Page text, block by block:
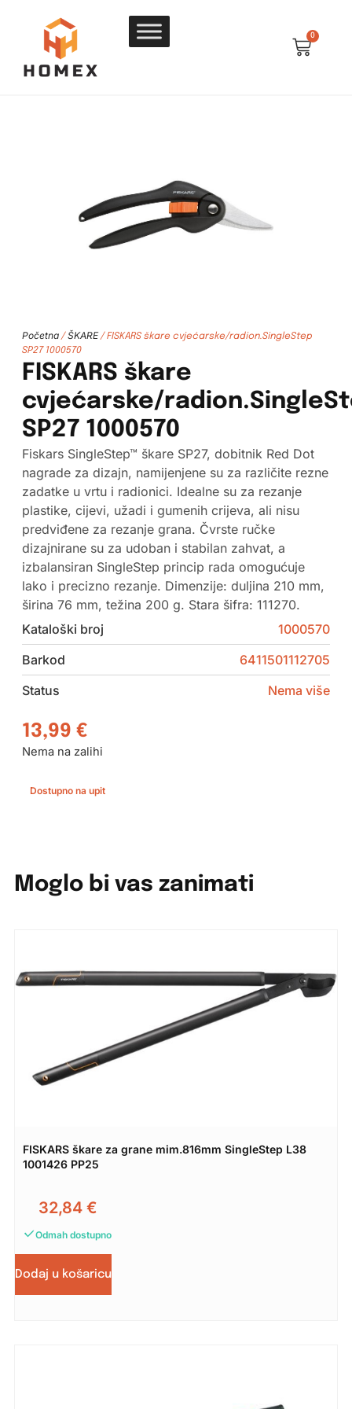
0
Početna/ ŠKARE/ FISKARS škare cvjećarske/radion.SingleStep
SP27 1000570
FISKARS škare
cvjećarske/
SP27 1000570
Fiskars SingleStep™ škare SP27, dobitnik Red Dot
nagrade za dizajn, namijenjene su za različite rezne
zadatke u vrtu i radionici. Idealne su za rezanje
plastike, cijevi, užadi i gumenih crijeva, ali nisu
predviđene za rezanje grana. Čvrste ručke
dizajnirane su za udoban i stabilan zahvat, a
izbalansiran SingleStep princip rada omogućuje
lako i precizno rezanje. Dimenzije: duljina 210 mm,
širina 76 mm, težina 200 g. Stara šifra: 111270.
Kataloški broj
1000570
Barkod
6411501112705
Status
Nema više
13,99 €
Nema na zalihi
Dostupno na upit
Moglo bi vas zanimati
FISKARS škare za grane mim.816mm SingleStep L38
1001426 PP25
32,84 €
Odmah dostupno
Dodaj u košaricu